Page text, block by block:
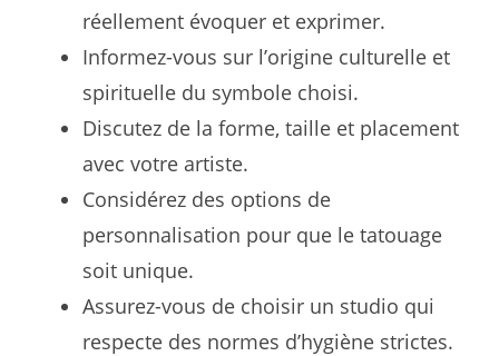
réellement évoquer et exprimer.
Informez-vous sur l’origine culturelle et
spirituelle du symbole choisi.
Discutez de la forme, taille et placement
avec votre artiste.
Considérez des options de
personnalisation pour que le tatouage
soit unique.
Assurez-vous de choisir un studio qui
respecte des normes d’hygiène strictes.